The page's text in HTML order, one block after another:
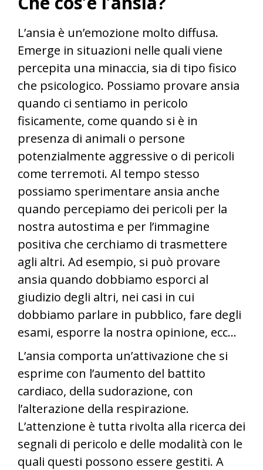
L’ansia è un’emozione molto diffusa.
Emerge in situazioni nelle quali viene
percepita una minaccia, sia di tipo fisico
che psicologico. Possiamo provare ansia
quando ci sentiamo in pericolo
fisicamente, come quando si è in
presenza di animali o persone
potenzialmente aggressive o di pericoli
come terremoti. Al tempo stesso
possiamo sperimentare ansia anche
quando percepiamo dei pericoli per la
nostra autostima e per l’immagine
positiva che cerchiamo di trasmettere
agli altri. Ad esempio, si può provare
ansia quando dobbiamo esporci al
giudizio degli altri, nei casi in cui
dobbiamo parlare in pubblico, fare degli
esami, esporre la nostra opinione, ecc…
L’ansia comporta un’attivazione che si
esprime con l’aumento del battito
cardiaco, della sudorazione, con
l’alterazione della respirazione.
L’attenzione è tutta rivolta alla ricerca dei
segnali di pericolo e delle modalità con le
quali questi possono essere gestiti. A